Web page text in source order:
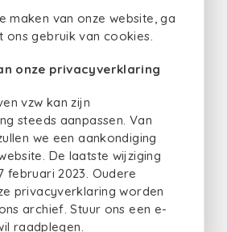
maken van onze website, ga
gebruik van cookies.
onze privacyverklaring
vzw kan zijn
steeds aanpassen. Van
we een aankondiging
De laatste wijziging
februari 2023. Oudere
privacyverklaring worden
archief. Stuur ons een e-
raadplegen.